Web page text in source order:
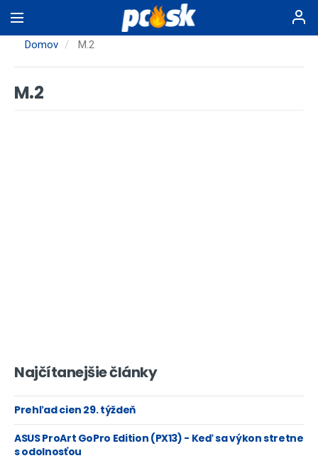
na
hlavnýDomov M.2
M.2
Najčítanejšie články
Prehľad cien 29. týždeň
ASUS ProArt GoPro Edition (PX13) - Keď sa výkon stretne
s odolnosťou